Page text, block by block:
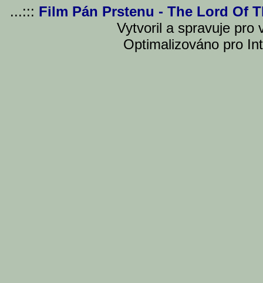
...::: Film Pán Prstenu - The Lord Of
Vytvoril a spravuje pro
Optimalizováno pro